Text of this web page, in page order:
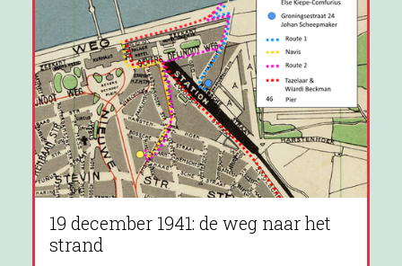
19 december 1941: de weg naar het
strand